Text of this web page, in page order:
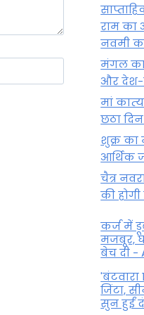
राम का
नवमी
मंगल का
और देश-
मां
छठा
शुक्र का
आर्थिक
चैत्र
की होगी
कर्ज में
मजबूर,
बेच दी -
'बंटवारा
जिंटा,
सुन हुईं